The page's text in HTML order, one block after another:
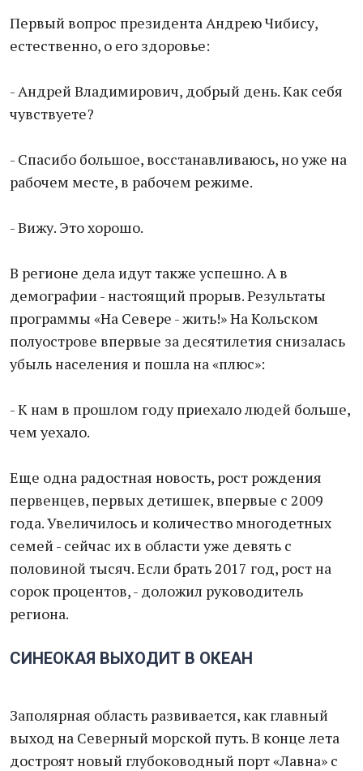
Первый вопрос президента Андрею Чибису,
естественно, о его здоровье:
- Андрей Владимирович, добрый день. Как себя
чувствуете?
- Спасибо большое, восстанавливаюсь, но уже на
рабочем месте, в рабочем режиме.
- Вижу. Это хорошо.
В регионе дела идут также успешно. А в
демографии - настоящий прорыв. Результаты
программы «На Севере - жить!» На Кольском
полуострове впервые за десятилетия снизалась
убыль населения и пошла на «плюс»:
- К нам в прошлом году приехало людей больше,
чем уехало.
Еще одна радостная новость, рост рождения
первенцев, первых детишек, впервые с 2009
года. Увеличилось и количество многодетных
семей - сейчас их в области уже девять с
половиной тысяч. Если брать 2017 год, рост на
сорок процентов, - доложил руководитель
региона.
СИНЕОКАЯ ВЫХОДИТ В ОКЕАН
Заполярная область развивается, как главный
выход на Северный морской путь. В конце лета
достроят новый глубоководный порт «Лавна» с